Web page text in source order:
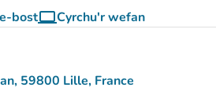
bostcomputerCyrchu'r wefan
(tab newydd)
59800 Lille, France
(agor yn Google Maps)
(tab newydd)